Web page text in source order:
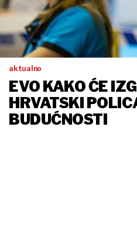
aktualno
EVO KAKO ĆE
HRVATSKI
BUDUĆNOSTI